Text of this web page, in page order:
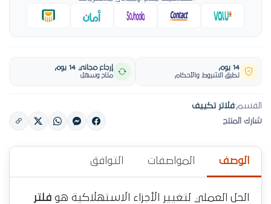
14 يوم
تطبق الشروط والأحكام
إرجاع مجاني 14 يوم
متاح وسهل
القسم:فلاتر تكييف
شارك المنتج
الوصف المواصفات التوافق
الحل العملي لتغيير الأجزاء الاستهلاكية هو فلتر